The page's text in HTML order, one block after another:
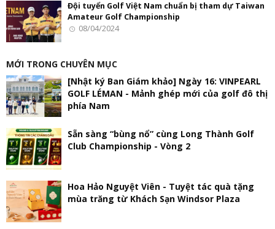
Đội tuyển Golf Việt Nam chuẩn bị tham dự Taiwan
Amateur Golf Championship
08/04/2024
MỚI TRONG CHUYÊN MỤC
[Nhật ký Ban Giám khảo] Ngày 16: VINPEARL
GOLF LÉMAN - Mảnh ghép mới của golf đô thị
phía Nam
Sẵn sàng “bùng nổ” cùng Long Thành Golf
Club Championship - Vòng 2
Hoa Hảo Nguyệt Viên - Tuyệt tác quà tặng
mùa trăng từ Khách Sạn Windsor Plaza